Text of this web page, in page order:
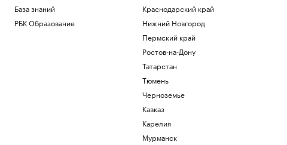
База знаний
РБК Образование
Краснодарский край
Нижний Новгород
Пермский край
Ростов-на-Дону
Татарстан
Тюмень
Черноземье
Кавказ
Карелия
Мурманск